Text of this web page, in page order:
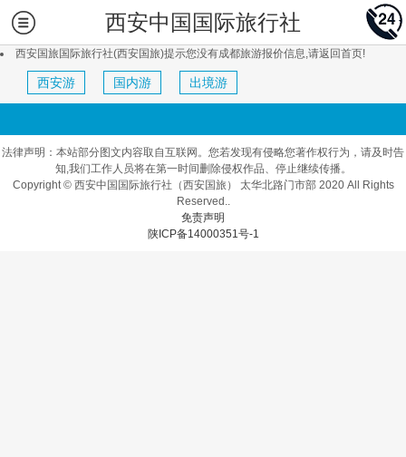
西安中国国际旅行社
西安国旅国际旅行社(西安国旅)提示您没有成都旅游报价信息,请返回首页!
西安游 国内游 出境游
法律声明：本站部分图文内容取自互联网。您若发现有侵略您著作权行为，请及时告
知,我们工作人员将在第一时间删除侵权作品、停止继续传播。
Copyright © 西安中国国际旅行社（西安国旅） 太华北路门市部 2020 All Rights
Reserved..
免责声明
陕ICP备14000351号-1